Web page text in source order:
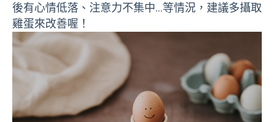
後有心情低落、注意力不集中…等情況，建議多攝取
雞蛋來改善喔！